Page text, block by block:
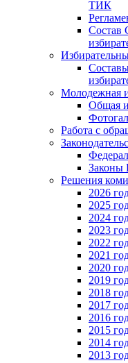
ТИК
Состав
Молодежная
Общая
Работа с
Законы
Решения
2026
2025
2024
2023
2022
2021
2020
2019
2018
2017
2016
2015
2014
2013